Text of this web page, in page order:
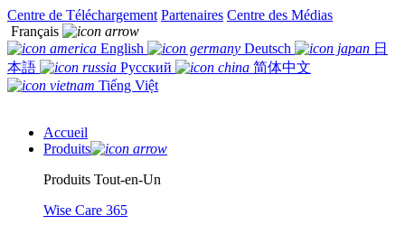
Centre de Téléchargement Partenaires Centre des Médias
Français
English
Deutsch
日
本語
Русский
简体中文
Tiếng Việt
Accueil
Produits
Produits Tout-en-Un
Wise Care 365